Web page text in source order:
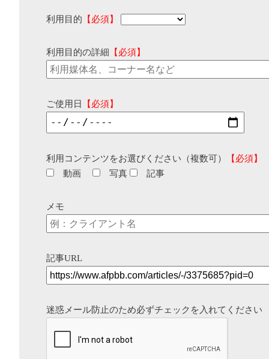
利用目的 【必須】
利用目的の詳細 【必須】
ご使用日 【必須】
利用コンテンツをお選びください（複数可）
【必須】
動画
写真 記事
メモ
記事URL
迷惑メール防止のため必ずチェックを入れてください